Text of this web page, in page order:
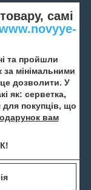
самі
та пройшли
за мінімальними
дозволити. У
як: серветка,
покупців, що
вам